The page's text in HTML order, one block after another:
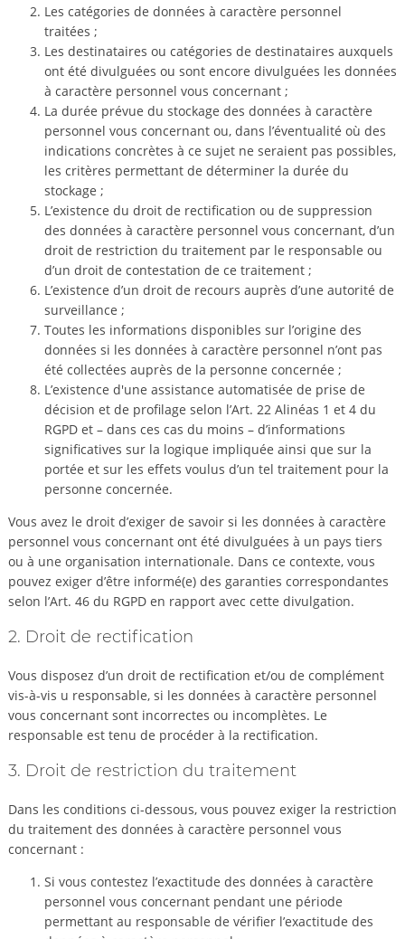
Les catégories de données à caractère personnel
traitées ;
Les destinataires ou catégories de destinataires auxquels
ont été divulguées ou sont encore divulguées les données
à caractère personnel vous concernant ;
La durée prévue du stockage des données à caractère
personnel vous concernant ou, dans l’éventualité où des
indications concrètes à ce sujet ne seraient pas possibles,
les critères permettant de déterminer la durée du
stockage ;
L’existence du droit de rectification ou de suppression
des données à caractère personnel vous concernant, d’un
droit de restriction du traitement par le responsable ou
d’un droit de contestation de ce traitement ;
L’existence d’un droit de recours auprès d’une autorité de
surveillance ;
Toutes les informations disponibles sur l’origine des
données si les données à caractère personnel n’ont pas
été collectées auprès de la personne concernée ;
L’existence d'une assistance automatisée de prise de
décision et de profilage selon l’Art. 22 Alinéas 1 et 4 du
RGPD et – dans ces cas du moins – d’informations
significatives sur la logique impliquée ainsi que sur la
portée et sur les effets voulus d’un tel traitement pour la
personne concernée.
Vous avez le droit d’exiger de savoir si les données à caractère
personnel vous concernant ont été divulguées à un pays tiers
ou à une organisation internationale. Dans ce contexte, vous
pouvez exiger d’être informé(e) des garanties correspondantes
selon l’Art. 46 du RGPD en rapport avec cette divulgation.
2. Droit de rectification
Vous disposez d’un droit de rectification et/ou de complément
vis-à-vis u responsable, si les données à caractère personnel
vous concernant sont incorrectes ou incomplètes. Le
responsable est tenu de procéder à la rectification.
3. Droit de restriction du traitement
Dans les conditions ci-dessous, vous pouvez exiger la restriction
du traitement des données à caractère personnel vous
concernant :
Si vous contestez l’exactitude des données à caractère
personnel vous concernant pendant une période
permettant au responsable de vérifier l’exactitude des